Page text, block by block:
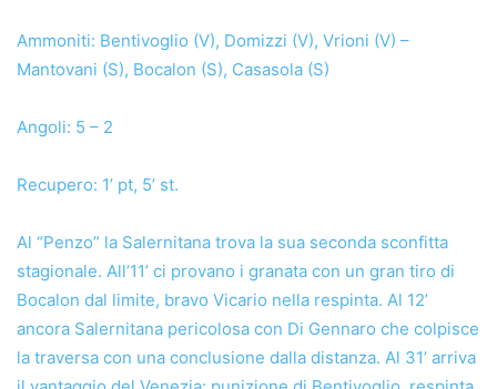
Ammoniti: Bentivoglio (V), Domizzi (V), Vrioni (V) –
Mantovani (S), Bocalon (S), Casasola (S)
Angoli: 5 – 2
Recupero: 1’ pt, 5’ st.
Al “Penzo” la Salernitana trova la sua seconda sconfitta
stagionale. All’11’ ci provano i granata con un gran tiro di
Bocalon dal limite, bravo Vicario nella respinta. Al 12’
ancora Salernitana pericolosa con Di Gennaro che colpisce
la traversa con una conclusione dalla distanza. Al 31’ arriva